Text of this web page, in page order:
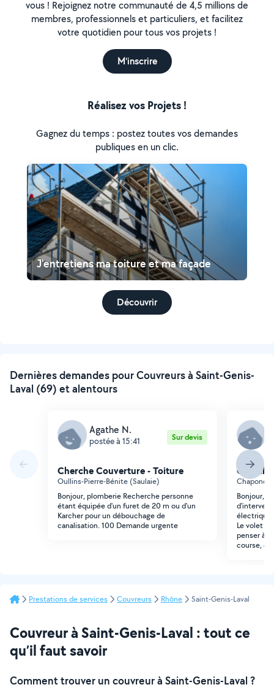
vous ! Rejoignez notre communauté de 4,5 millions de
membres, professionnels et particuliers, et facilitez
votre quotidien pour tous vos projets !
M'inscrire
Réalisez vos Projets !
Gagnez du temps : postez toutes vos demandes
publiques en un clic.
J'entretiens ma toiture et ma façade
Découvrir
Dernières demandes pour Couvreurs à Saint-Genis-
Laval (69) et alentours
Agathe N.
postée à 15:41 Sur devis
Cherche Couverture - Toiture
Oullins-Pierre-Bénite (Saulaie)
Bonjour, plomberie Recherche personne
étant équipée d'un furet de 20 m ou d'un
Karcher pour un débouchage de
canalisation. 100 Demande urgente
Bonjour,
électrique
Le volet
penser à
course,
Prestations de services Couvreurs Rhône Saint-Genis-Laval
Couvreur à Saint-Genis-Laval : tout ce
qu’il faut savoir
Comment trouver un couvreur à Saint-Genis-Laval ?